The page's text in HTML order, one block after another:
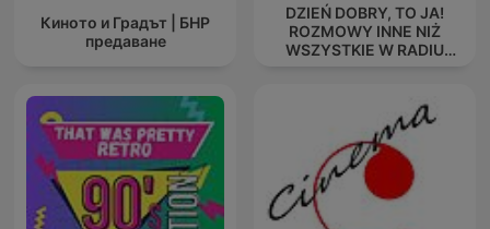
Киното и Градът | БНР
предаване
DZIEŃ DOBRY, TO JA!
ROZMOWY INNE NIŻ
WSZYSTKIE W RADIU